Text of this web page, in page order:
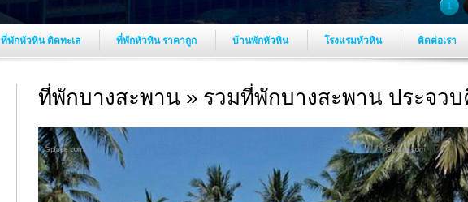
1
ที่พักหัวหิน ติดทะเล ที่พักหัวหิน ราคาถูก บ้านพักหัวหิน โรงแรมหัวหิน ติดต่อเรา
ที่พักบางสะพาน » รวมที่พักบางสะพาน ประจว